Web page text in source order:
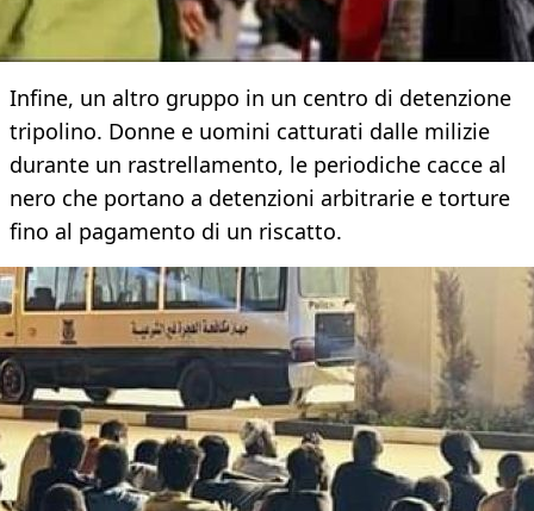
Infine, un altro gruppo in un centro di detenzione
tripolino. Donne e uomini catturati dalle milizie
durante un rastrellamento, le periodiche cacce al
nero che portano a detenzioni arbitrarie e torture
fino al pagamento di un riscatto.